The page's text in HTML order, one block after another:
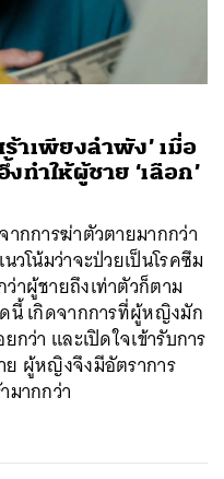
ร้าเพียงลำพัง’ เมื่อ
ำให้ผู้ชาย ‘เลือก’
กการฆ่าตัวตายมากกว่า
โน้มว่าจะป่วยเป็นโรคซึม
าผู้ชายถึงเท่าตัวก็ตาม
นี้ เกิดจากการที่ผู้หญิงมัก
กว่า และเปิดใจเข้ารับการ
ผู้หญิงจึงมีอัตราการ
มากกว่า